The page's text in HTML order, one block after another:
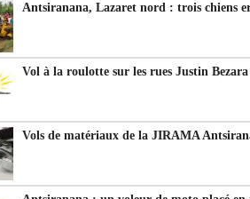
Antsiranana, Lazaret nord : trois chiens
Vol à la roulotte sur les rues Justin
Vols de matériaux de la JIRAMA